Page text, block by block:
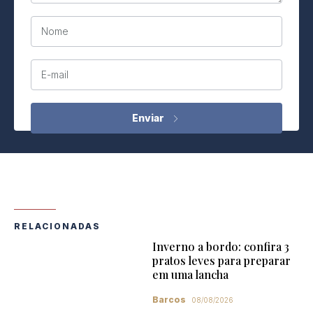
Nome
E-mail
RELACIONADAS
Inverno a bordo: confira 3
pratos leves para preparar
em uma lancha
Barcos 08/08/2026